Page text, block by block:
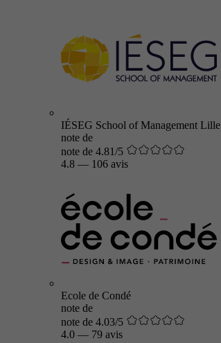
IÉSEG School of Management Lille
note de
note de 4.81/5
4.8 — 106 avis
Ecole de Condé
note de
note de 4.03/5
4.0 — 79 avis